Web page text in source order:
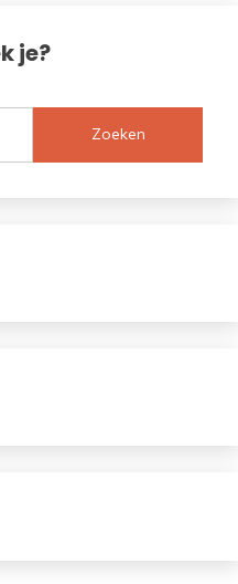
je?